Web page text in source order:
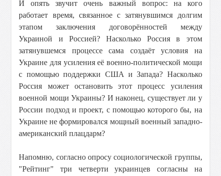
И опять звучит очень важный вопрос: на кого
работает время, связанное с затянувшимся долгим
этапом заключения договорённостей между
Украиной и Россией? Насколько Россия в этом
затянувшемся процессе сама создаёт условия на
Украине для усиления её военно-политической мощи
с помощью поддержки США и Запада? Насколько
Россия может остановить этот процесс усиления
военной мощи Украины? И наконец, существует ли у
России подход и проект, с помощью которого бы, на
Украине не формировался мощный военный западно-
американский плацдарм?
Напомню, согласно опросу социологической группы,
"Рейтинг" три четверти украинцев согласны на